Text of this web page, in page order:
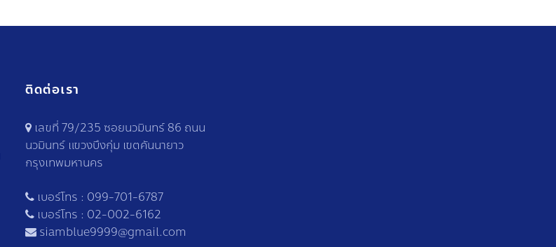
ติดต่อเรา
เลขที่ 79/235 ซอยนวมินทร์ 86 ถนน
นวมินทร์ แขวงบึงกุ่ม เขตคันนายาว
กรุงเทพมหานคร
เบอร์โทร : 099-701-6787
เบอร์โทร : 02-002-6162
siamblue9999@gmail.com